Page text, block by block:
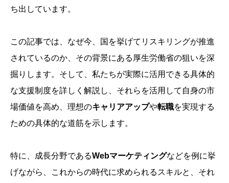
ち出しています。
この記事では、なぜ今、国を挙げてリスキリングが推進
されているのか、その背景にある厚生労働省の狙いを深
掘りします。そして、私たちが実際に活用できる具体的
な支援制度を詳しく解説し、それらを活用して自身の市
場価値を高め、理想のキャリアアップや転職を実現する
ための具体的な道筋を示します。
特に、成長分野であるWebマーケティングなどを例に挙
げながら、これからの時代に求められるスキルと、それ